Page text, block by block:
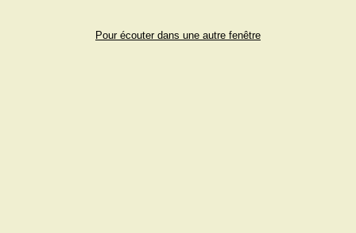
Pour écouter dans une autre fenêtre